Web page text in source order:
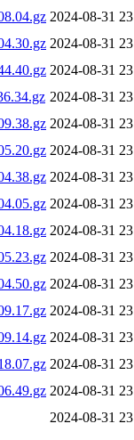
2024-08-31
2024-08-31
2024-08-31
2024-08-31
2024-08-31
2024-08-31
2024-08-31
2024-08-31
2024-08-31
2024-08-31
2024-08-31
2024-08-31
2024-08-31
2024-08-31
2024-08-31
2024-08-31